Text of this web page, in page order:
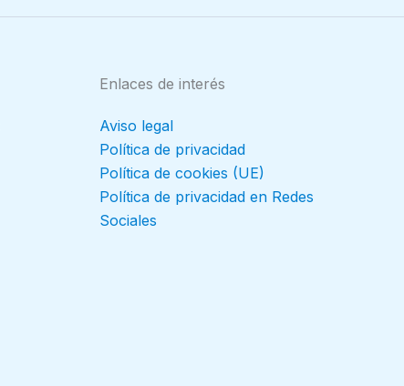
Enlaces de interés
Aviso legal
Política de privacidad
Política de cookies (UE)
Política de privacidad en Redes
Sociales